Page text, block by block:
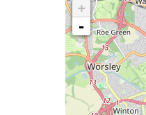
+
-